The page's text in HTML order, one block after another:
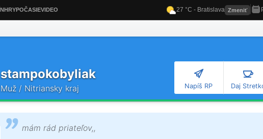
stampokobyliak
Muž / Nitriansky kraj Napíš RP Daj
mám rád priateľov,,